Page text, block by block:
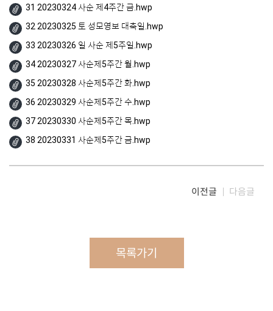
31 20230324 사순 제4주간 금.hwp
32 20230325 토 성모영보 대축일.hwp
33 20230326 일 사순 제5주일.hwp
34 20230327 사순제5주간 월.hwp
35 20230328 사순제5주간 화.hwp
36 20230329 사순제5주간 수.hwp
37 20230330 사순제5주간 목.hwp
38 20230331 사순제5주간 금.hwp
이전글 다음글
목록가기